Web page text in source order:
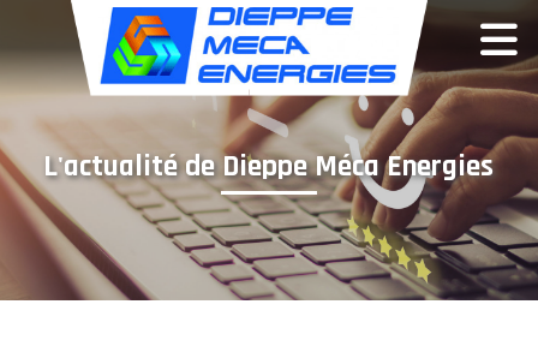
L'actualité de Dieppe Méca Energies
Panneau de gestion des cookies